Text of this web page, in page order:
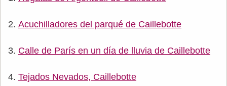
Acuchilladores del parqué de Caillebotte
Calle de París en un día de lluvia de Caillebotte
Tejados Nevados, Caillebotte